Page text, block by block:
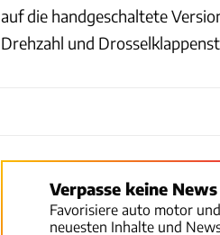
auf die handgeschaltete
Drehzahl und
Verpasse keine
Favorisiere auto motor
neuesten Inhalte und